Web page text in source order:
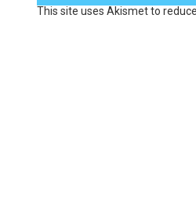
This site uses Akismet to